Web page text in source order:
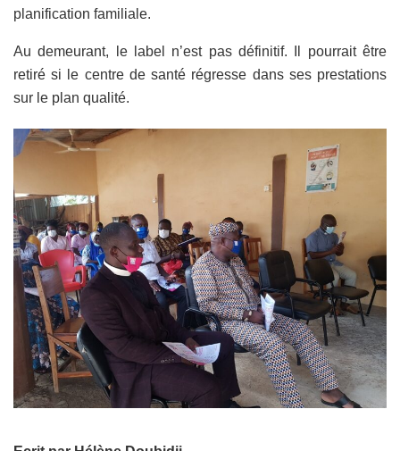
planification familiale.
Au demeurant, le label n’est pas définitif. Il pourrait être
retiré si le centre de santé régresse dans ses prestations
sur le plan qualité.